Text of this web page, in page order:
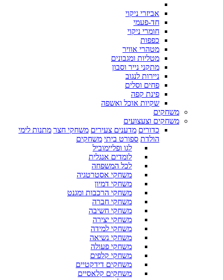
אביזרי ניקוי
חד-פעמי
חומרי ניקוי
כפפות
מטהרי אוויר
מטליות ומגבונים
מתקני נייר וסבון
ניירות לנגוב
פחים וסלים
פינת קפה
שקיות אוכל ואשפה
משחקים
משחקים וצעצועים
כדורים מדענים צעירים משחקי חצר מתנות לימי
הולדת ספורט ביתי משחקים
לגו ופליימוביל
לומדים אנגלית
לכל המשפחה
משחקי אסטרטגיה
משחקי דמיון
משחקי הרכבות ומגנט
משחקי חברה
משחקי חשיבה
משחקי יצירה
משחקי למידה
משחקי נשיאה
משחקי פעולה
משחקי קלפים
משחקים דידקטיים
משחקים קלאסיים